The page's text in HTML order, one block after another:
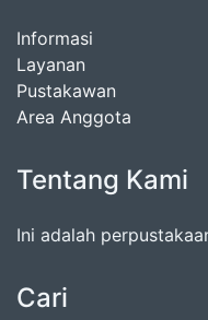
Informasi
Layanan
Pustakawan
Area Anggota
Tentang Kami
Ini adalah
Cari